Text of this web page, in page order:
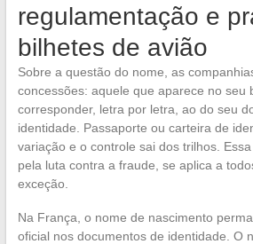
regulamentação e
bilhetes de avião
Sobre a questão do nome, as
concessões: aquele que aparece no seu
corresponder, letra por letra, ao do seu
identidade. Passaporte ou carteira de
variação e o controle sai dos trilhos.
pela luta contra a fraude, se aplica a
exceção.
Na França, o nome de nascimento
oficial nos documentos de identidade. O